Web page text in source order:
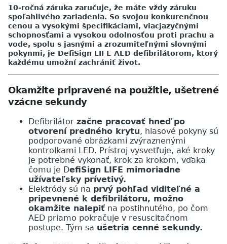
10-ročná záruka zaručuje, že máte vždy záruku
spoľahlivého zariadenia. So svojou konkurenčnou
cenou a vysokými špecifikáciami, viacjazyčnými
schopnosťami a vysokou odolnosťou proti prachu a
vode, spolu s jasnými a zrozumiteľnými slovnými
pokynmi, je DefiSign LIFE AED defibrilátorom, ktorý
každému umožní zachrániť život.
Okamžite pripravené na použitie, ušetrené
vzácne sekundy
Defibrilátor začne pracovať hneď po
otvorení predného krytu, hlasové pokyny sú
podporované obrázkami zvýraznenými
kontrolkami LED. Prístroj vysvetľuje, aké kroky
je potrebné vykonať, krok za krokom, vďaka
čomu je DefiSign LIFE mimoriadne
užívateľsky prívetivý.
Elektródy sú na prvý pohľad viditeľné a
pripevnené k defibrilátoru, možno
okamžite nalepiť na postihnutého, po čom
AED priamo pokračuje v resuscitačnom
postupe. Tým sa ušetria cenné sekundy.